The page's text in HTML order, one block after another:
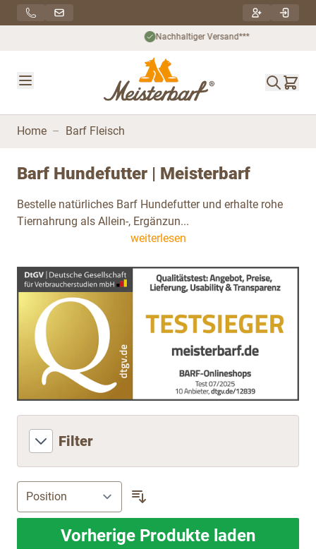
Direkt zum Inhalt
Nachhaltiger Versand***
Home – Barf Fleisch
Barf Hundefutter | Meisterbarf
Bestelle natürliches Barf Hundefutter und erhalte rohe
Tiernahrung als Allein-, Ergänzun...
weiterlesen
Filter
Vorherige Produkte laden